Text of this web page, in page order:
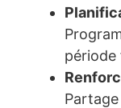
période
Partage